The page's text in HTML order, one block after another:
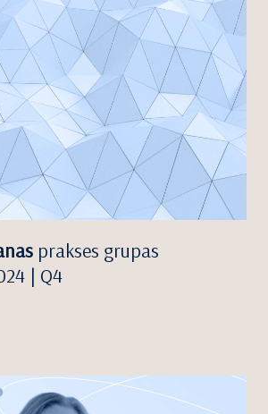
prakses grupas
| Q4